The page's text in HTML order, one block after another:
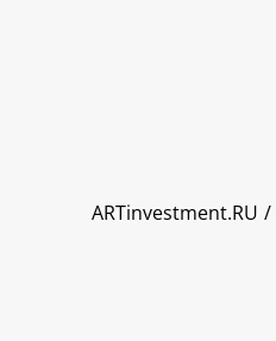
ARTinvestment.RU